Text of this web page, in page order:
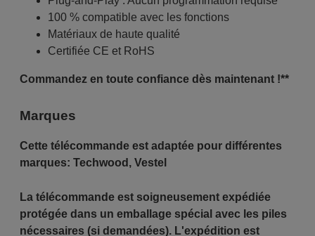
100 % compatible avec les fonctions
Matériaux de haute qualité
Certifiée CE et RoHS
Commandez en toute confiance dès maintenant !**
Marques
Cette télécommande est adaptée pour différentes
marques: Techwood , Vestel
La télécommande est soigneusement expédiée
protégée dans un emballage spécial avec les piles
nécessaires (si demandées). L'expédition est